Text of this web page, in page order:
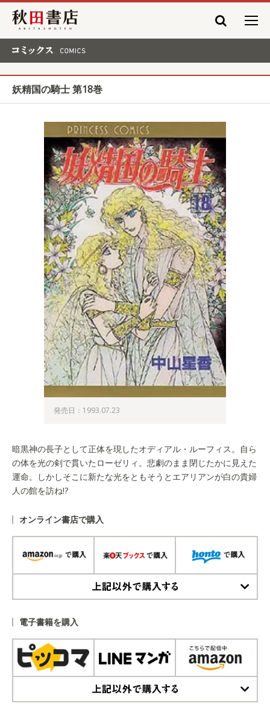
秋田書店
妖精国の騎士 第18巻
発売日：1993.07.23
暗黒神の長子として正体を現したオディアル・ルーフィス。自ら
の体を光の剣で貫いたローゼリィ。悲劇のまま閉じたかに見えた
運命。しかしそこに新たな光をともそうとエアリアンが白の貴婦
人の館を訪ね!?
オンライン書店で購入
電子書籍を購入